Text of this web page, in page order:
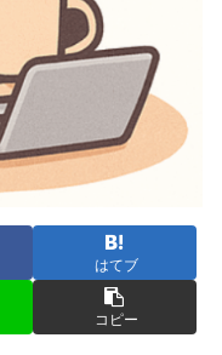
はてブ
コピー